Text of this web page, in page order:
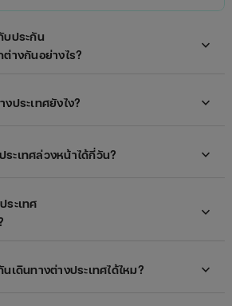
บประกัน
างกันอย่างไร?
expand_more
ประเทศยังไง? expand_more
ระเทศล่วงหน้าได้กี่วัน? expand_more
ระเทศ
expand_more
เดินทางต่างประเทศได้ไหม? expand_more